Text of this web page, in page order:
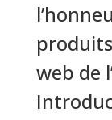
web de